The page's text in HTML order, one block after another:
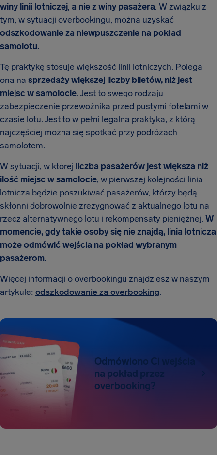
winy linii lotniczej, a nie z winy pasażera. W związku z
tym, w sytuacji overbookingu, można uzyskać
odszkodowanie za niewpuszczenie na pokład
samolotu.
Tę praktykę stosuje większość linii lotniczych. Polega
ona na sprzedaży większej liczby biletów, niż jest
miejsc w samolocie. Jest to swego rodzaju
zabezpieczenie przewoźnika przed pustymi fotelami w
czasie lotu. Jest to w pełni legalna praktyka, z którą
najczęściej można się spotkać przy podróżach
samolotem.
W sytuacji, w której liczba pasażerów jest większa niż
ilość miejsc w samolocie, w pierwszej kolejności linia
lotnicza będzie poszukiwać pasażerów, którzy będą
skłonni dobrowolnie zrezygnować z aktualnego lotu na
rzecz alternatywnego lotu i rekompensaty pieniężnej. W
momencie, gdy takie osoby się nie znajdą, linia lotnicza
może odmówić wejścia na pokład wybranym
pasażerom.
Więcej informacji o overbookingu znajdziesz w naszym
artykule: odszkodowanie za overbooking.
Odmówiono Ci wejścia
na pokład przez
overbooking?